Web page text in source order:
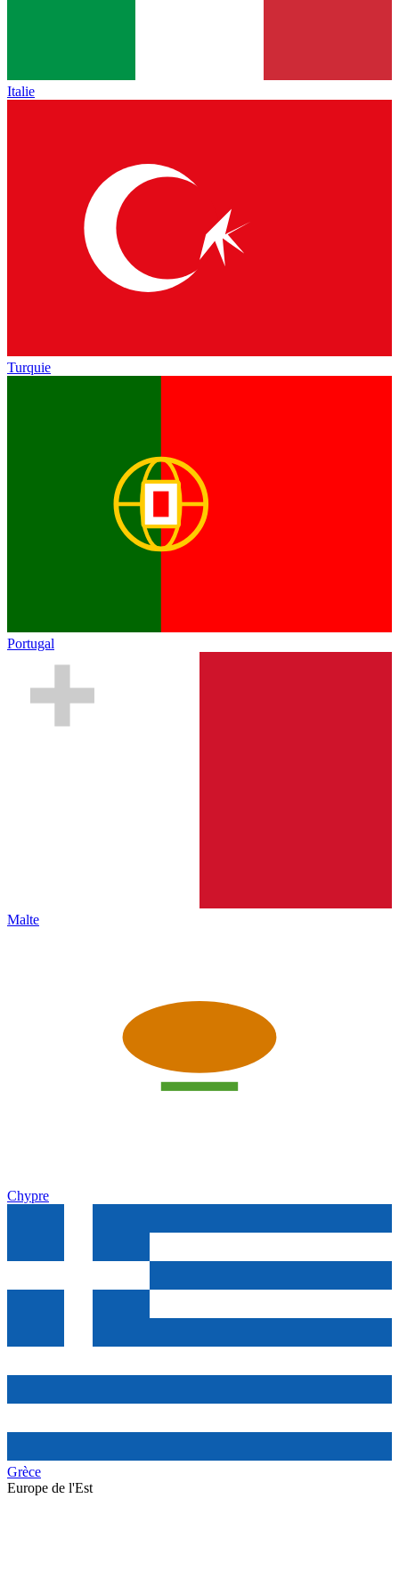
Italie
Turquie
Portugal
Malte
Chypre
Grèce
Europe de l'Est